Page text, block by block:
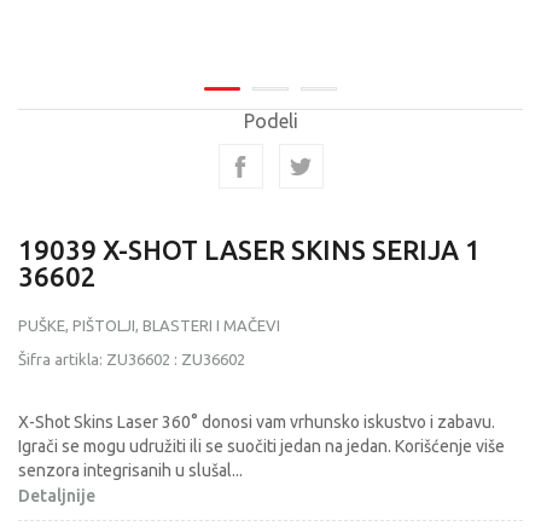
Podeli
19039 X-SHOT LASER SKINS SERIJA 1
36602
PUŠKE, PIŠTOLJI, BLASTERI I MAČEVI
Šifra artikla: ZU36602 : ZU36602
X-Shot Skins Laser 360° donosi vam vrhunsko iskustvo i zabavu.
Igrači se mogu udružiti ili se suočiti jedan na jedan. Korišćenje više
senzora integrisanih u slušal...
Detaljnije